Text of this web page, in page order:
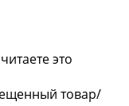
это
товар/